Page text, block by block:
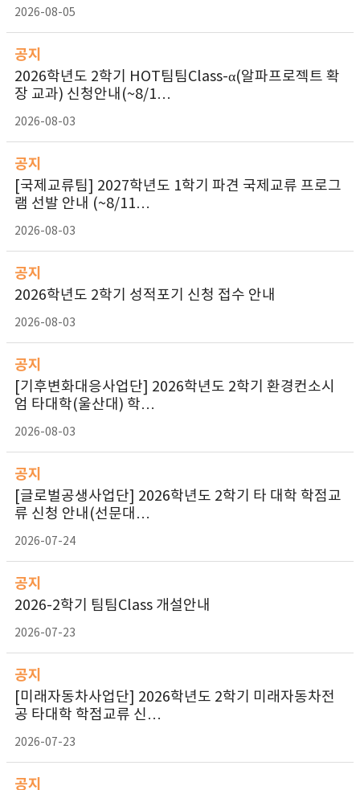
2026-08-05
공지
2026학년도 2학기 HOT팀팀Class-α(알파프로젝트 확
장 교과) 신청안내(~8/1…
2026-08-03
공지
[국제교류팀] 2027학년도 1학기 파견 국제교류 프로그
램 선발 안내 (~8/11…
2026-08-03
공지
2026학년도 2학기 성적포기 신청 접수 안내
2026-08-03
공지
[기후변화대응사업단] 2026학년도 2학기 환경컨소시
엄 타대학(울산대) 학…
2026-08-03
공지
[글로벌공생사업단] 2026학년도 2학기 타 대학 학점교
류 신청 안내(선문대…
2026-07-24
공지
2026-2학기 팀팀Class 개설안내
2026-07-23
공지
[미래자동차사업단] 2026학년도 2학기 미래자동차전
공 타대학 학점교류 신…
2026-07-23
공지